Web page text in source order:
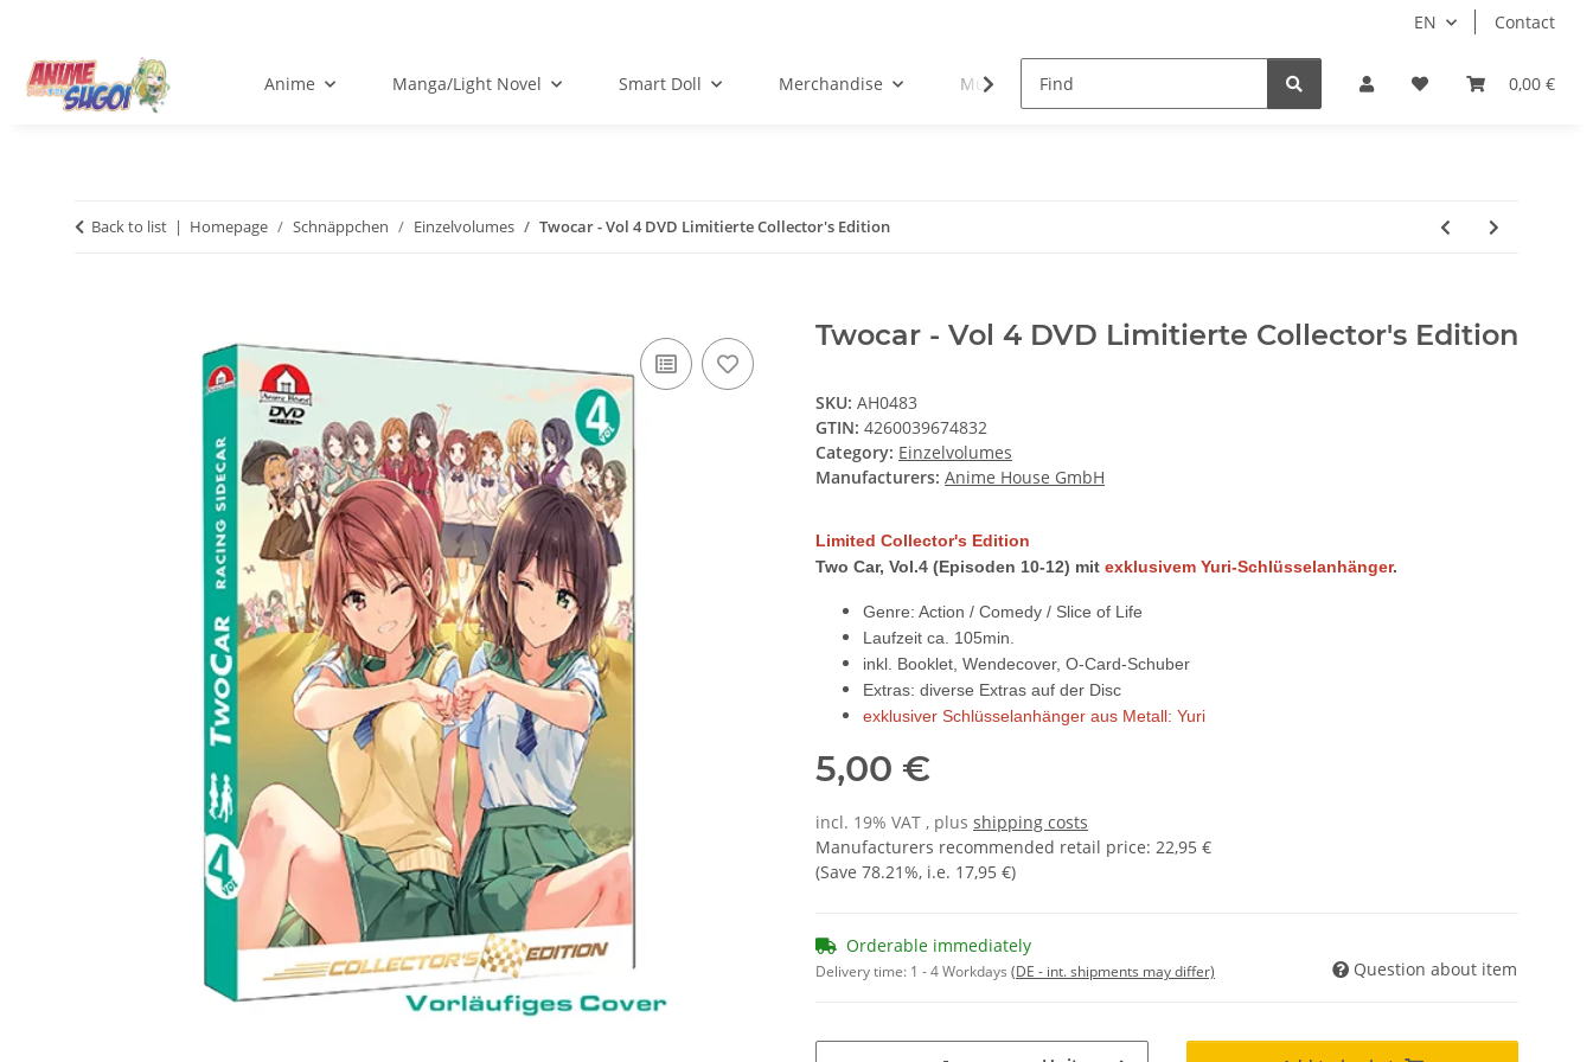
EN Contact
0,00 €
Anime Manga/Light Novel Smart Doll Merchandise Musik-CD 18+ Schnäppchen
Back to list Homepage Schnäppchen Einzelvolumes Twocar - Vol 4 DVD Limitierte Collector's Edition
Twocar - Vol 4 DVD Limitierte Collector's Edition
SKU: AH0483
GTIN: 4260039674832
Category: Einzelvolumes
Manufacturers: Anime House GmbH
Limited Collector's Edition
Two Car, Vol.4 (Episoden 10-12) mit exklusivem Yuri-Schlüsselanhänger.
Genre: Action / Comedy / Slice of Life
Laufzeit ca. 105min.
inkl. Booklet, Wendecover, O-Card-Schuber
Extras: diverse Extras auf der Disc
exklusiver Schlüsselanhänger aus Metall: Yuri
5,00 €
incl. 19% VAT , plus shipping costs
Manufacturers recommended retail price: 22,95 €
(Save 78.21%, i.e. 17,95 €)
Orderable immediately
Delivery time: 1 - 4 Workdays (DE - int. shipments may differ) Question about item